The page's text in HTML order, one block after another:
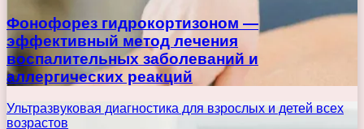
Фонофорез гидрокортизоном —
эффективный метод лечения
воспалительных заболеваний и
аллергических реакций
Ультразвуковая диагностика для взрослых и детей всех
возрастов